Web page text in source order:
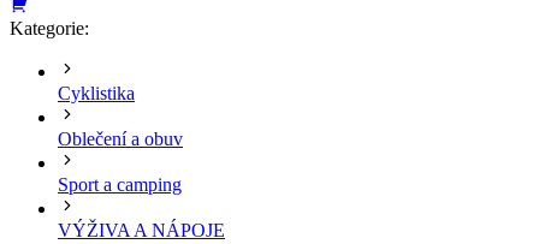
Kategorie:
Cyklistika
Oblečení a obuv
Sport a camping
VÝŽIVA A NÁPOJE